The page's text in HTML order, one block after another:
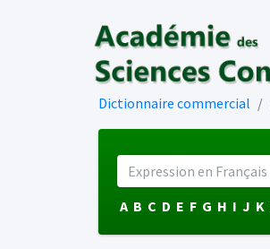
Dictionnaire commercial
A B C D E F G H I J K